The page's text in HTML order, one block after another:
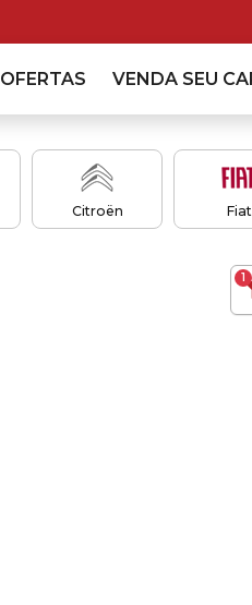
OFERTAS VENDA SEU
Citroën Fiat
1